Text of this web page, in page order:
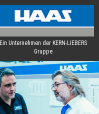
Ein Unternehmen der KERN-LIEBERS
Gruppe